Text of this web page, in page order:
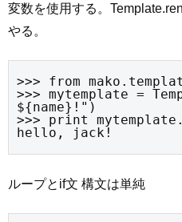
変数を使用する。
やる。
>>> from
>>> mytemplate =
${name}!")
>>> print
hello, jack!
ループとif文 構文は単純